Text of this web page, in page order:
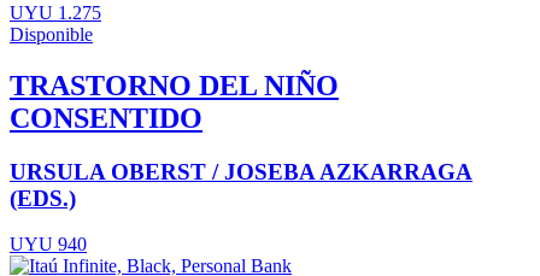
UYU 1.275
Disponible
TRASTORNO DEL NIÑO
CONSENTIDO
URSULA OBERST / JOSEBA AZKARRAGA
(EDS.)
UYU 940